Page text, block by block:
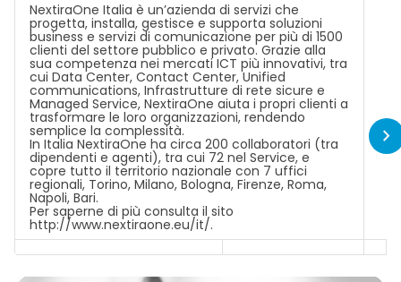
NextiraOne Italia è un’azienda di servizi che
progetta, installa, gestisce e supporta soluzioni
business e servizi di comunicazione per più di 1500
clienti del settore pubblico e privato. Grazie alla
sua competenza nei mercati ICT più innovativi, tra
cui Data Center, Contact Center, Unified
communications, Infrastrutture di rete sicure e
Managed Service, NextiraOne aiuta i propri clienti a
trasformare le loro organizzazioni, rendendo
semplice la complessità.
In Italia NextiraOne ha circa 200 collaboratori (tra
dipendenti e agenti), tra cui 72 nel Service, e
copre tutto il territorio nazionale con 7 uffici
regionali, Torino, Milano, Bologna, Firenze, Roma,
Napoli, Bari.
Per saperne di più consulta il sito
http://www.nextiraone.eu/it/.